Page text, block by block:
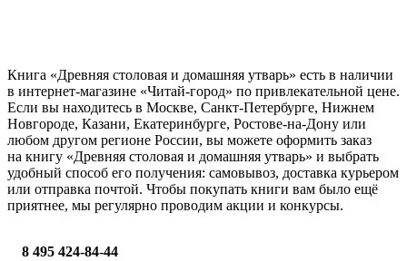
Книга «Древняя столовая и домашняя утварь» есть в наличии
в интернет-магазине «Читай-город» по привлекательной цене.
Если вы находитесь в Москве, Санкт-Петербурге, Нижнем
Новгороде, Казани, Екатеринбурге, Ростове-на-Дону или
любом другом регионе России, вы можете оформить заказ
на книгу «Древняя столовая и домашняя утварь» и выбрать
удобный способ его получения: самовывоз, доставка курьером
или отправка почтой. Чтобы покупать книги вам было ещё
приятнее, мы регулярно проводим акции и конкурсы.
8 495 424-84-44